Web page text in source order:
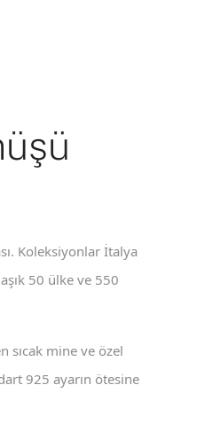
Koleksiyonlar İtalya
50 ülke ve 550
sıcak mine ve özel
925 ayarın ötesine